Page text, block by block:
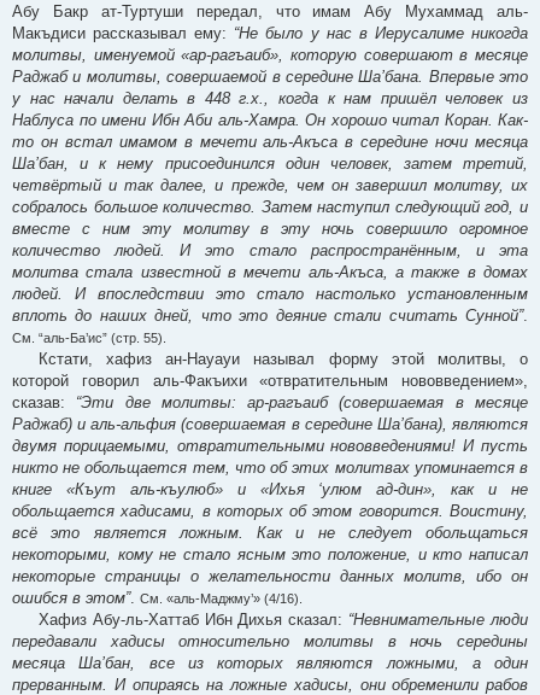
Абу Бакр ат-Туртуши передал, что имам Абу Мухаммад аль-
Макъдиси рассказывал ему: “Не было у нас в Иерусалиме никогда
молитвы, именуемой «ар-рагъаиб», которую совершают в месяце
Раджаб и молитвы, совершаемой в середине Ша’бана. Впервые это
у нас начали делать в 448 г.х., когда к нам пришёл человек из
Наблуса по имени Ибн Аби аль-Хамра. Он хорошо читал Коран. Как-
то он встал имамом в мечети аль-Акъса в середине ночи месяца
Ша’бан, и к нему присоединился один человек, затем третий,
четвёртый и так далее, и прежде, чем он завершил молитву, их
собралось большое количество. Затем наступил следующий год, и
вместе с ним эту молитву в эту ночь совершило огромное
количество людей. И это стало распространённым, и эта
молитва стала известной в мечети аль-Акъса, а также в домах
людей. И впоследствии это стало настолько установленным
вплоть до наших дней, что это деяние стали считать Сунной”.
См. “аль-Ба’ис” (стр. 55).
Кстати, хафиз ан-Науауи называл форму этой молитвы, о
которой говорил аль-Факъихи «отвратительным нововведением»,
сказав: “Эти две молитвы: ар-рагъаиб (совершаемая в месяце
Раджаб) и аль-альфия (совершаемая в середине Ша’бана), являются
двумя порицаемыми, отвратительными нововведениями! И пусть
никто не обольщается тем, что об этих молитвах упоминается в
книге «Къут аль-къулюб» и «Ихья ‘улюм ад-дин», как и не
обольщается хадисами, в которых об этом говорится. Воистину,
всё это является ложным. Как и не следует обольщаться
некоторыми, кому не стало ясным это положение, и кто написал
некоторые страницы о желательности данных молитв, ибо он
ошибся в этом”. См. «аль-Маджму’» (4/16).
Хафиз Абу-ль-Хаттаб Ибн Дихья сказал: “Невнимательные люди
передавали хадисы относительно молитвы в ночь середины
месяца Ша’бан, все из которых являются ложными, а один
прерванным. И опираясь на ложные хадисы, они обременили рабов